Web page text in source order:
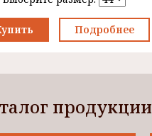
Подробнее
продукции
норки »